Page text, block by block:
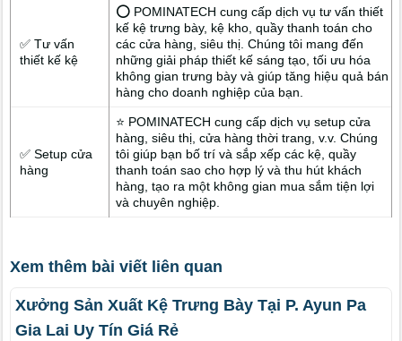
✅ Tư vấn
thiết kế kệ
⭕ POMINATECH cung cấp dịch vụ tư vấn thiết
kế kệ trưng bày, kệ kho, quầy thanh toán cho
các cửa hàng, siêu thị. Chúng tôi mang đến
những giải pháp thiết kế sáng tạo, tối ưu hóa
không gian trưng bày và giúp tăng hiệu quả bán
hàng cho doanh nghiệp của bạn.
✅ Setup cửa
hàng
⭐ POMINATECH cung cấp dịch vụ setup cửa
hàng, siêu thị, cửa hàng thời trang, v.v. Chúng
tôi giúp bạn bố trí và sắp xếp các kệ, quầy
thanh toán sao cho hợp lý và thu hút khách
hàng, tạo ra một không gian mua sắm tiện lợi
và chuyên nghiệp.
Xem thêm bài viết liên quan
Xưởng Sản Xuất Kệ Trưng Bày Tại P. Ayun Pa
Gia Lai Uy Tín Giá Rẻ